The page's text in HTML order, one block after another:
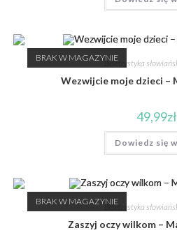
BRAK W MAGAZYNIE
Beletrystyka
Wezwijcie moje dzieci –
49,99zł
Dowiedz się
BRAK W MAGAZYNIE
Beletrystyka
Zaszyj oczy wilkom –